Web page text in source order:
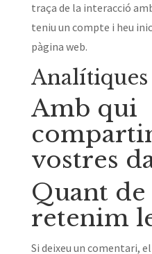
traça de la interacció
teniu un compte i heu
pàgina web.
Analítiques
Amb qui
vostres
Quant
retenim
Si deixeu un comentari,